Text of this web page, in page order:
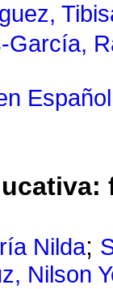
García,
Español
Nilda;
Nilson